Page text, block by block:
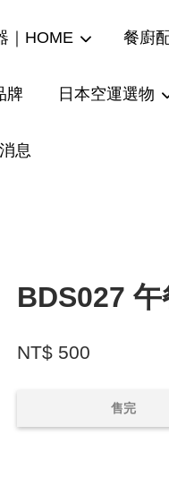
｜HOME 餐廚
牌 日本空運選物
息
BDS027
NT$ 500
售完
。